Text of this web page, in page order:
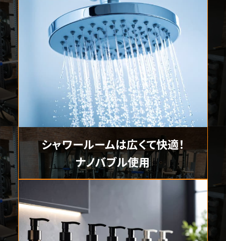
シャワールームは広くて快適！
ナノバブル使用